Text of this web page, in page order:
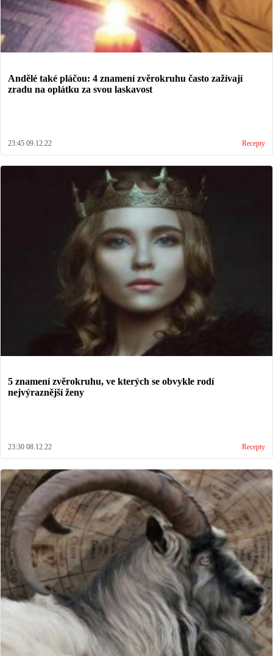
Andělé také pláčou: 4 znamení zvěrokruhu často zažívají
zradu na oplátku za svou laskavost
23:45 09.12.22 Recepty
5 znamení zvěrokruhu, ve kterých se obvykle rodí
nejvýraznější ženy
23:30 08.12.22 Recepty